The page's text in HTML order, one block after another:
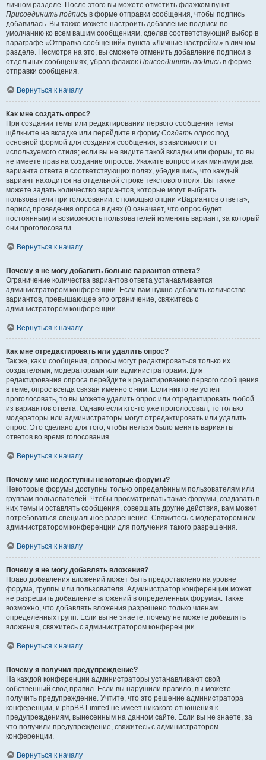
личном разделе. После этого вы можете отметить флажком пункт
Присоединить подпись в форме отправки сообщения, чтобы подпись
добавилась. Вы также можете настроить добавление подписи по
умолчанию ко всем вашим сообщениям, сделав соответствующий выбор в
параграфе «Отправка сообщений» пункта «Личные настройки» в личном
разделе. Несмотря на это, вы сможете отменить добавление подписи в
отдельных сообщениях, убрав флажок Присоединить подпись в форме
отправки сообщения.
Вернуться к началу
Как мне создать опрос?
При создании темы или редактировании первого сообщения темы
щёлкните на вкладке или перейдите в форму Создать опрос под
основной формой для создания сообщения, в зависимости от
используемого стиля; если вы не видите такой вкладки или формы, то вы
не имеете прав на создание опросов. Укажите вопрос и как минимум два
варианта ответа в соответствующих полях, убедившись, что каждый
вариант находится на отдельной строке текстового поля. Вы также
можете задать количество вариантов, которые могут выбрать
пользователи при голосовании, с помощью опции «Вариантов ответа»,
период проведения опроса в днях (0 означает, что опрос будет
постоянным) и возможность пользователей изменять вариант, за который
они проголосовали.
Вернуться к началу
Почему я не могу добавить больше вариантов ответа?
Ограничение количества вариантов ответа устанавливается
администратором конференции. Если вам нужно добавить количество
вариантов, превышающее это ограничение, свяжитесь с
администратором конференции.
Вернуться к началу
Как мне отредактировать или удалить опрос?
Так же, как и сообщения, опросы могут редактироваться только их
создателями, модераторами или администраторами. Для
редактирования опроса перейдите к редактированию первого сообщения
в теме; опрос всегда связан именно с ним. Если никто не успел
проголосовать, то вы можете удалить опрос или отредактировать любой
из вариантов ответа. Однако если кто-то уже проголосовал, то только
модераторы или администраторы могут отредактировать или удалить
опрос. Это сделано для того, чтобы нельзя было менять варианты
ответов во время голосования.
Вернуться к началу
Почему мне недоступны некоторые форумы?
Некоторые форумы доступны только определённым пользователям или
группам пользователей. Чтобы просматривать такие форумы, создавать в
них темы и оставлять сообщения, совершать другие действия, вам может
потребоваться специальное разрешение. Свяжитесь с модератором или
администратором конференции для получения такого разрешения.
Вернуться к началу
Почему я не могу добавлять вложения?
Право добавления вложений может быть предоставлено на уровне
форума, группы или пользователя. Администратор конференции может
не разрешить добавление вложений в определённых форумах. Также
возможно, что добавлять вложения разрешено только членам
определённых групп. Если вы не знаете, почему не можете добавлять
вложения, свяжитесь с администратором конференции.
Вернуться к началу
Почему я получил предупреждение?
На каждой конференции администраторы устанавливают свой
собственный свод правил. Если вы нарушили правило, вы можете
получить предупреждение. Учтите, что это решение администратора
конференции, и phpBB Limited не имеет никакого отношения к
предупреждениям, вынесенным на данном сайте. Если вы не знаете, за
что получили предупреждение, свяжитесь с администратором
конференции.
Вернуться к началу